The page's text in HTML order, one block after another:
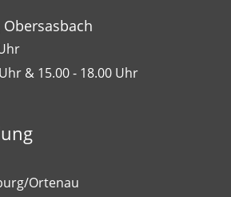
& 15.00 - 18.00 Uhr
Ortenau